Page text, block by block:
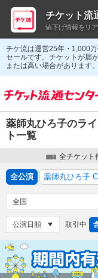
チケ流は運営25年・1,000
セールです。チケットが届
または高い場合があります。
薬師丸ひろ子のラ
ト一覧
全チケット
全公演 薬師丸ひろ子
取引中
チケット流
値下げ情報をリ